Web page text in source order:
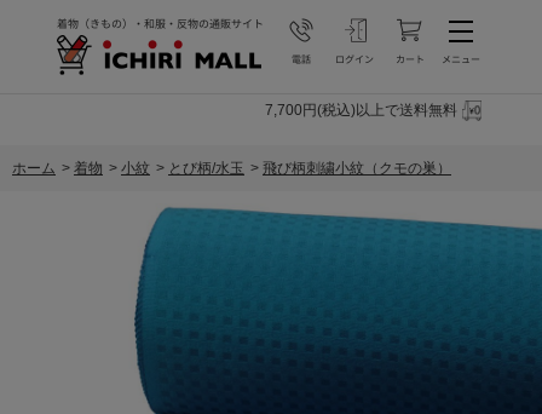
7,700円(税込)以上で送料無料
ホーム > 着物 > 小紋 > とび柄/水玉 > 飛び柄刺繍小紋（クモの巣）